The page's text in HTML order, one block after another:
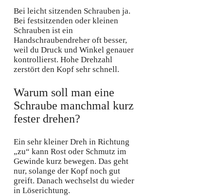
Bei leicht sitzenden Schrauben ja.
Bei festsitzenden oder kleinen
Schrauben ist ein
Handschraubendreher oft besser,
weil du Druck und Winkel genauer
kontrollierst. Hohe Drehzahl
zerstört den Kopf sehr schnell.
Warum soll man eine
Schraube manchmal kurz
fester drehen?
Ein sehr kleiner Dreh in Richtung
„zu“ kann Rost oder Schmutz im
Gewinde kurz bewegen. Das geht
nur, solange der Kopf noch gut
greift. Danach wechselst du wieder
in Löserichtung.